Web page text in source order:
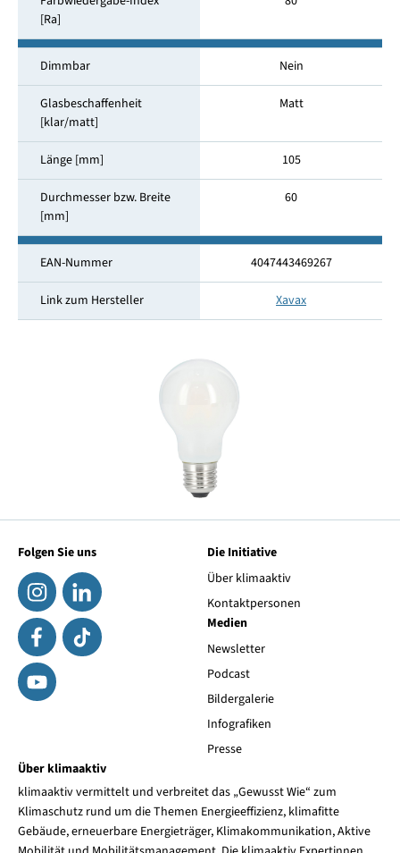
[Ra]
Dimmbar Nein
Glasbeschaffenheit
[klar/matt]
Matt
Länge [mm] 105
Durchmesser bzw. Breite
[mm]
60
EAN-Nummer 4047443469267
Link zum Hersteller Xavax
Folgen Sie uns
Die Initiative
Über klimaaktiv
Kontaktpersonen
Medien
Newsletter
Podcast
Bildergalerie
Infografiken
Presse
Über klimaaktiv
klimaaktiv vermittelt und verbreitet das „Gewusst Wie“ zum
Klimaschutz rund um die Themen Energieeffizienz, klimafitte
Gebäude, erneuerbare Energieträger, Klimakommunikation, Aktive